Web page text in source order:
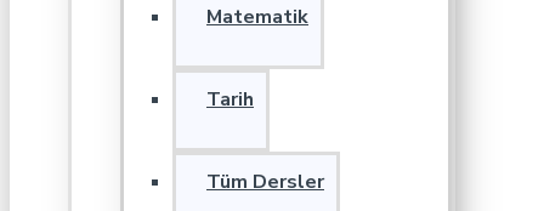
Matematik
Tarih
Tüm Dersler